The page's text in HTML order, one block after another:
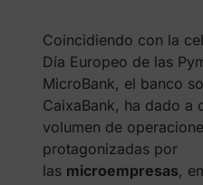
Coincidiendo con la
Día Europeo de las
MicroBank, el banco
CaixaBank, ha dado a
volumen de
protagonizadas por
las microempresas,